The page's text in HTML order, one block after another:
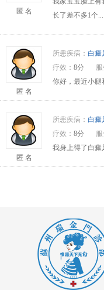
匿 名
长了差不多1个...
匿 名
所患疾病： 白癜
疗效： 8分 服
你好，最近小腿
匿 名
所患疾病： 白癜
疗效： 8分 服
我身上得了白癜